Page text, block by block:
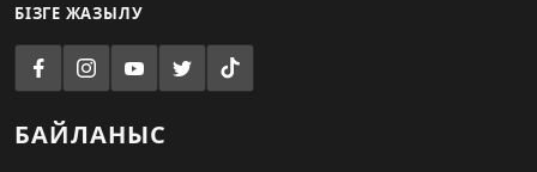
БІЗГЕ ЖАЗЫЛУ
БАЙЛАНЫС